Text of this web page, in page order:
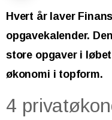
Hvert år laver
opgavekalender.
store opgaver i
økonomi i topform.
4